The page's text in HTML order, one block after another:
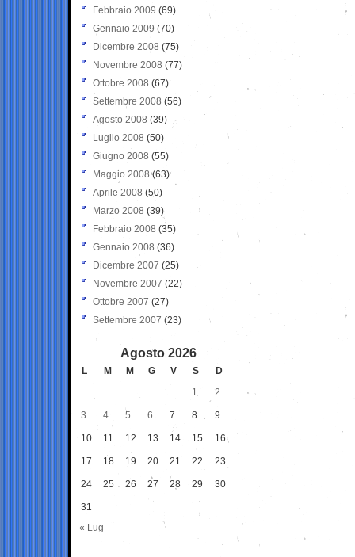
Febbraio 2009 (69)
Gennaio 2009 (70)
Dicembre 2008 (75)
Novembre 2008 (77)
Ottobre 2008 (67)
Settembre 2008 (56)
Agosto 2008 (39)
Luglio 2008 (50)
Giugno 2008 (55)
Maggio 2008(63)
Aprile 2008 (50)
Marzo 2008 (39)
Febbraio 2008 (35)
Gennaio 2008 (36)
Dicembre 2007 (25)
Novembre 2007 (22)
Ottobre 2007 (27)
Settembre 2007 (23)
Agosto 2026
L M M G V S
D
1
2
3 4 5 6 7 8 9
10 11 12 13 14 15 16
17 18 19 20 21 22 23
24 25 26 27 28 29 30
31
« Lug